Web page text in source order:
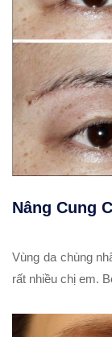
Nâng Cung
Vùng da chùng
rất nhiều chị em.